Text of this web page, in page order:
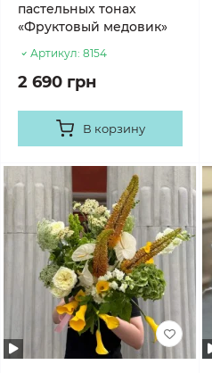
пастельных тонах
«Фруктовый медовик»
Артикул: 8154
2 690 грн
В корзину